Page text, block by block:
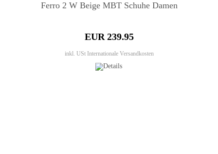
Ferro 2 W Beige MBT Schuhe Damen
EUR 239.95
inkl. USt Internationale Versandkosten